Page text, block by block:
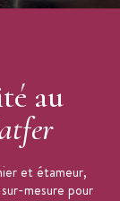
au
et étameur,
mesure pour